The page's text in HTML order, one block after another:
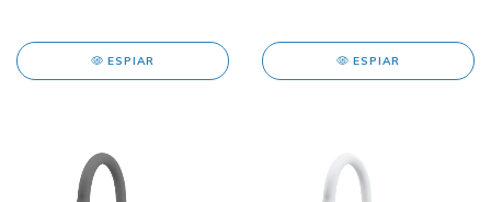
ESPIAR ESPIAR